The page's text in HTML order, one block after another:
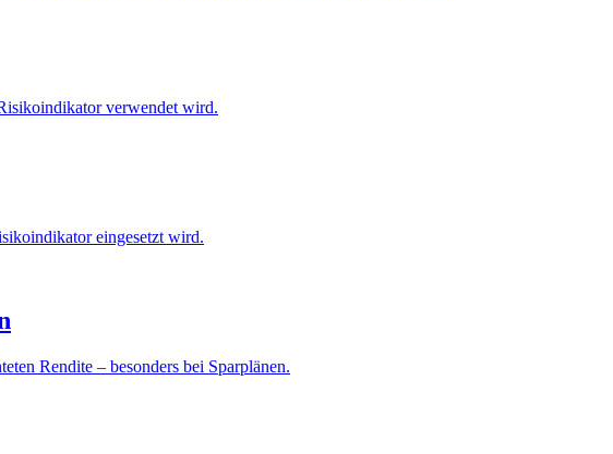
verwendet wird.
eingesetzt wird.
Rendite – besonders bei Sparplänen.